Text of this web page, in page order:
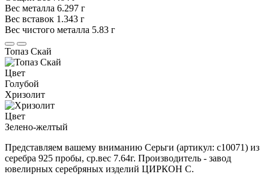
Вес металла 6.297 г
Вес вставок 1.343 г
Вес чистого металла 5.83 г
Топаз Скай
Цвет
Голубой
Хризолит
Цвет
Зелено-желтый
Представляем вашему вниманию Серьги (артикул: с10071) из
серебра 925 пробы, ср.вес 7.64г. Производитель - завод
ювелирных серебряных изделий ЦИРКОН С.